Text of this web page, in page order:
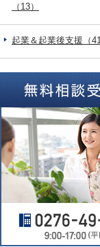
（13）
起業＆起業後支援（41